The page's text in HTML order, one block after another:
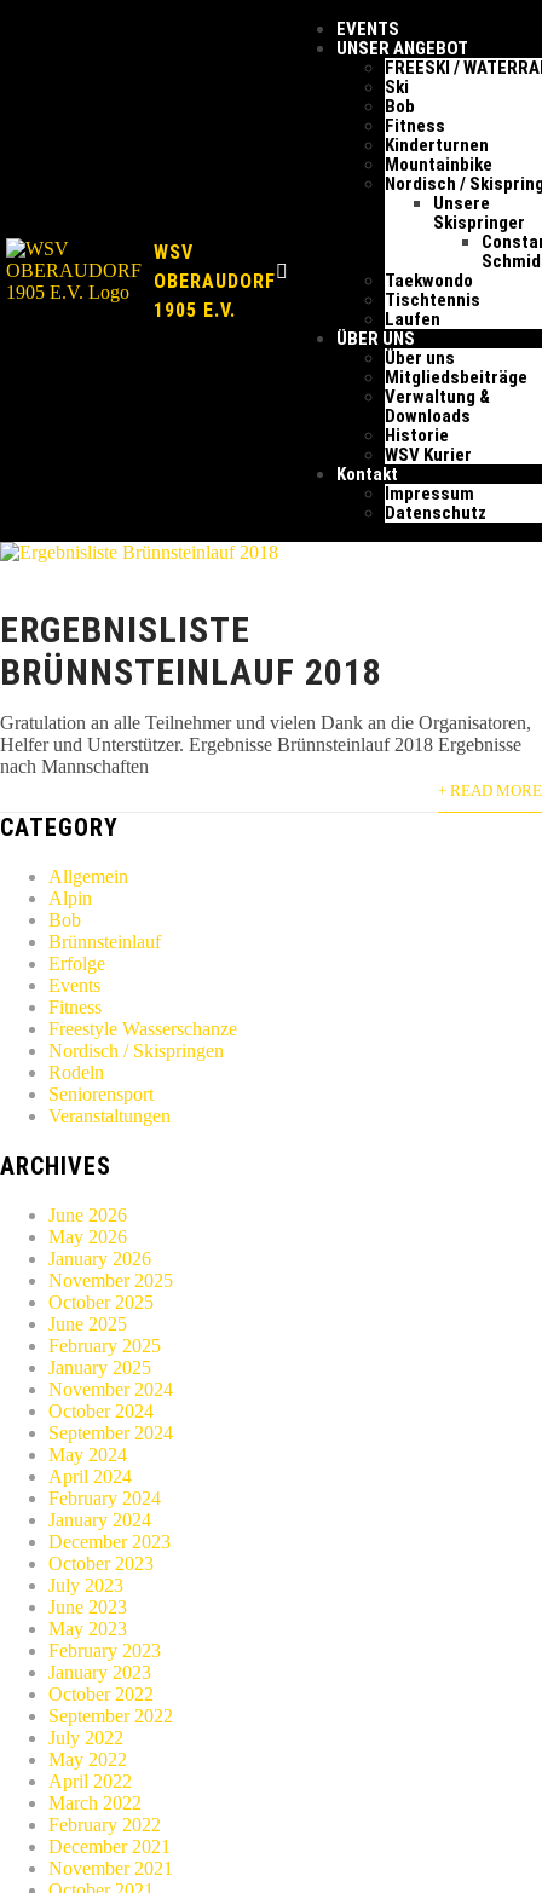
WSV
OBERAUDORF
1905 E.V.
EVENTS
UNSER ANGEBOT
FREESKI /
Ski
Bob
Fitness
Kinderturnen
Mountainbike
Nordisch /
Unsere
Skispringer
Schmid
Taekwondo
Tischtennis
Laufen
ÜBER UNS
Über uns
Mitgliedsbeiträge
Verwaltung &
Downloads
Historie
WSV Kurier
Kontakt
Impressum
Datenschutz
ERGEBNISLISTE
BRÜNNSTEINLAUF 2018
Gratulation an alle Teilnehmer und vielen Dank an die Organisatoren,
Helfer und Unterstützer. Ergebnisse Brünnsteinlauf 2018 Ergebnisse
nach Mannschaften
+ READ MORE
CATEGORY
Allgemein
Alpin
Bob
Brünnsteinlauf
Erfolge
Events
Fitness
Freestyle Wasserschanze
Nordisch / Skispringen
Rodeln
Seniorensport
Veranstaltungen
ARCHIVES
June 2026
May 2026
January 2026
November 2025
October 2025
June 2025
February 2025
January 2025
November 2024
October 2024
September 2024
May 2024
April 2024
February 2024
January 2024
December 2023
October 2023
July 2023
June 2023
May 2023
February 2023
January 2023
October 2022
September 2022
July 2022
May 2022
April 2022
March 2022
February 2022
December 2021
November 2021